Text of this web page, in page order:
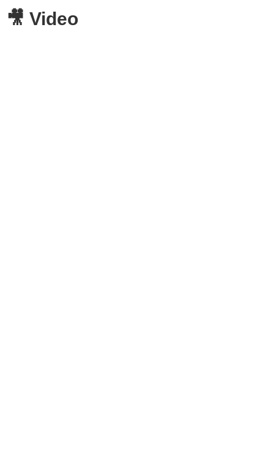
🎥 Video